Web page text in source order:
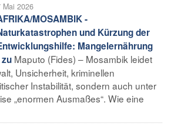
Mai 2026
MOSAMBIK -
und Kürzung der
Mangelernährung
Maputo (Fides) – Mosambik leidet
Unsicherheit, kriminellen
Instabilität, sondern auch unter
„enormen Ausmaßes“. Wie eine